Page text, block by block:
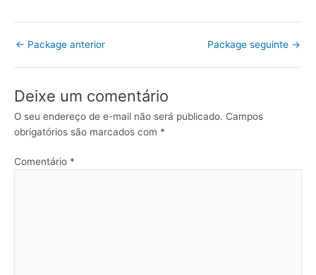
← Package anterior Package seguinte →
Deixe um comentário
O seu endereço de e-mail não será publicado. Campos
obrigatórios são marcados com *
Comentário *